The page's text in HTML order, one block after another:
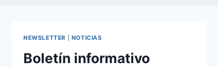
NEWSLETTER NOTICIAS
Boletín informativo